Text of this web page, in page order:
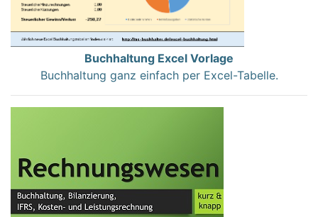
Buchhaltung Excel Vorlage
Buchhaltung ganz einfach per Excel-Tabelle.